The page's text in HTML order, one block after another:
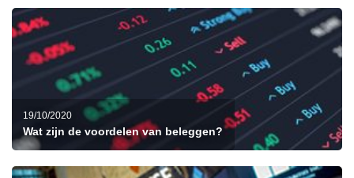
19/10/2020
Wat zijn de voordelen van beleggen?